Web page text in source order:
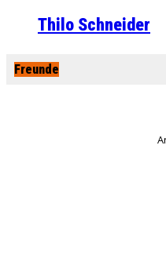
Thilo Schneider
Freunde